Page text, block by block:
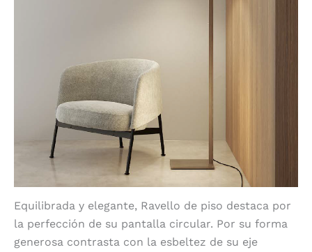
Equilibrada y elegante, Ravello de piso destaca por
la perfección de su pantalla circular. Por su forma
generosa contrasta con la esbeltez de su eje